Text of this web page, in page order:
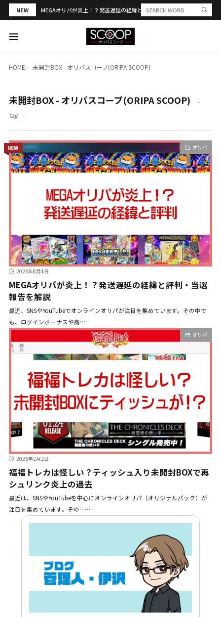
NEW MEGAオリパが炎上！？発送遅延の経緯と評判・当選報告を解説
HOME 未開封BOX - オリパスコープ(ORIPA SCOOP)
未開封BOX - オリパスコープ(ORIPA SCOOP)
tag
NEW オリパ
2026年8月4日
MEGAオリパが炎上！？発送遅延の経緯と評判・当選
報告を解説
最近、SNSやYouTubeでオンラインオリパが注目を集めています。その中で
も、ログインボーナスや高……
オリパ
2026年2月2日
福福トレカは怪しい？ティッシュ入り未開封BOXで再
シュリンク炎上の過去
最近は、SNSやYouTubeを中心にオンラインオリパ（オリジナルパック）が
注目を集めています。その……